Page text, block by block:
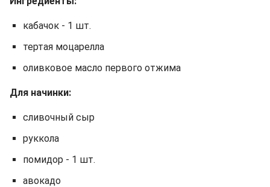
кабачок - 1 шт.
тертая моцарелла
оливковое масло первого отжима
Для начинки:
сливочный сыр
руккола
помидор - 1 шт.
авокадо